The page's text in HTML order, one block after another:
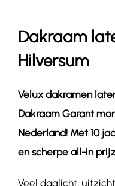
Contact
Dakraam
Hilversum
Velux dakramen
Dakraam Garant
Nederland! Met 10
en scherpe all-in
Veel daglicht,